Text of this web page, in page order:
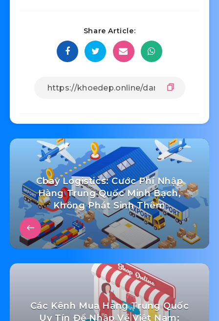
Share Article:
Cbay Logistics: Cước Phí Nhập
Hàng Trung Quốc Minh Bạch,
Không Phát Sinh Thêm
Các Kênh Mua Hàng Trung Quốc
Uy Tín Để Nhập Về Việt Nam: